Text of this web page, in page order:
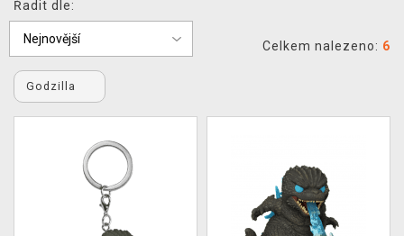
DOPRAVA
XZONE KLUB
TCG & BOARDGAME HUB
VÝKUP HER (BAZAR)
Řadit dle:
Celkem nalezeno: 6
Godzilla